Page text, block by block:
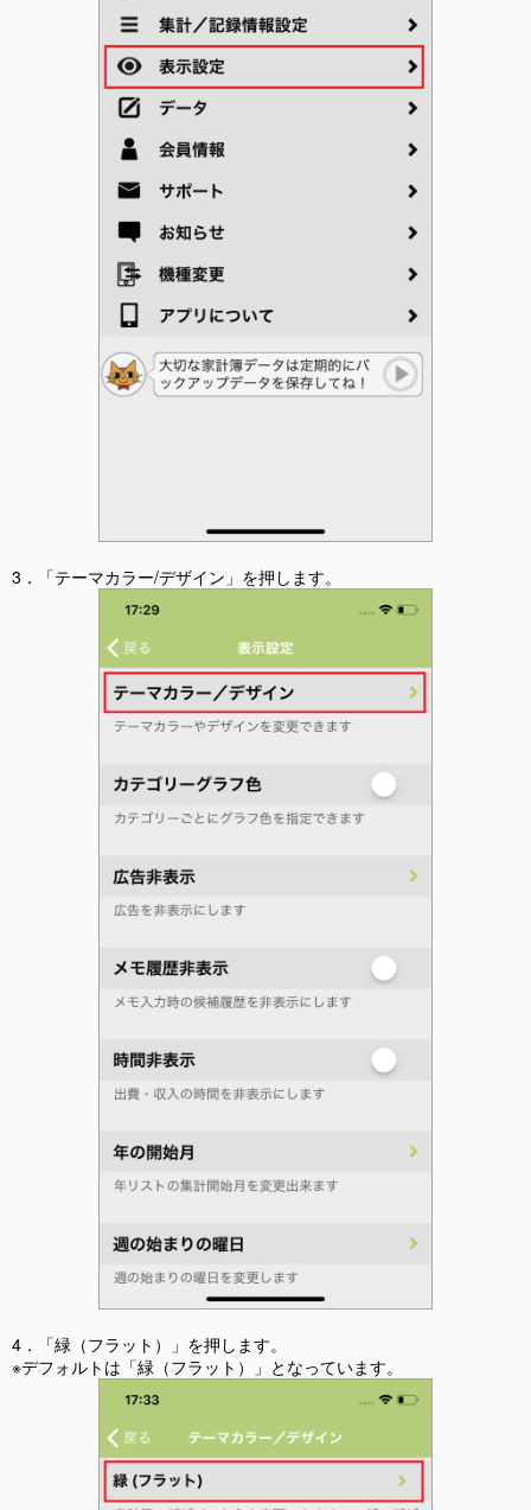
3．「テーマカラー/デザイン」を押します。
4．「緑（フラット）」を押します。
※デフォルトは「緑（フラット）」となっています。